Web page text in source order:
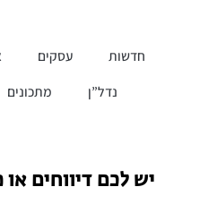
חדשות עסקים
נדל”ן
מתכונים
יש לכם דיווחים